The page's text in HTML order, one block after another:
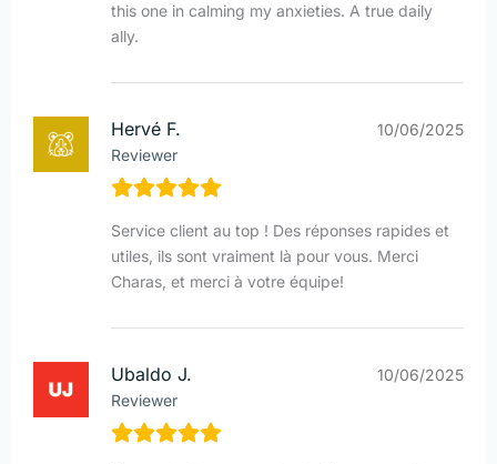
this one in calming my anxieties. A true daily
ally.
Hervé F.
Reviewer
10/06/2025
Service client au top ! Des réponses rapides et
utiles, ils sont vraiment là pour vous. Merci
Charas, et merci à votre équipe!
Ubaldo J.
Reviewer
10/06/2025